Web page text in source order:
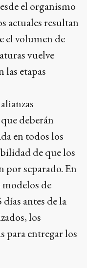
el organismo
actuales resultan
el volumen de
vuelve
etapas
deberán
en todos los
de que los
separado. En
de
antes de la
los
para entregar los